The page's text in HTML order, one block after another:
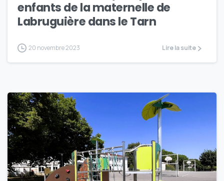
enfants de la maternelle de
Labruguière dans le Tarn
20 novembre 2023 Lire la suite